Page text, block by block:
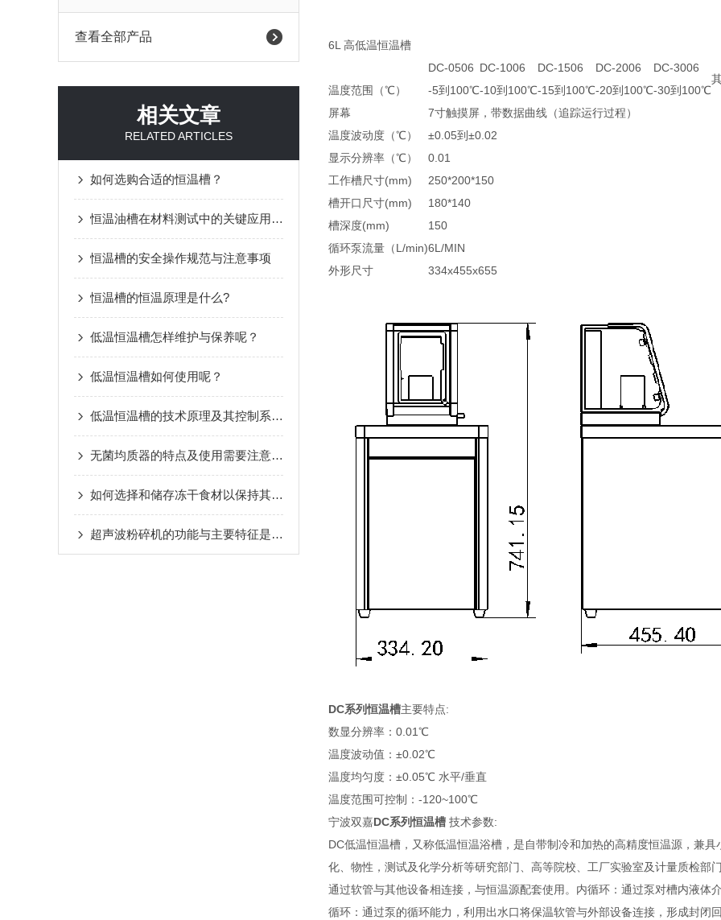
查看全部产品
相关文章
RELATED ARTICLES
如何选购合适的恒温槽？
恒温油槽在材料测试中的关键应用与优势说明
恒温槽的安全操作规范与注意事项
恒温槽的恒温原理是什么?
低温恒温槽怎样维护与保养呢？
低温恒温槽如何使用呢？
低温恒温槽的技术原理及其控制系统介绍
无菌均质器的特点及使用需要注意些什么
如何选择和储存冻干食材以保持其最佳口感和营养?
超声波粉碎机的功能与主要特征是什么？
6L 高低温恒温槽
DC-0506 DC-1006 DC-1506 DC-2006
DC-3006
温度范围（℃）
-5到100℃-10到100℃-15到100℃-20到100℃-30到100℃
屏幕
7寸触摸屏，带数据曲线（追踪运行过程）
温度波动度（℃）
±0.05到±0.02
显示分辨率（℃）
0.01
工作槽尺寸(mm)
250*200*150
槽开口尺寸(mm)
180*140
槽深度(mm)
150
循环泵流量（L/min)6L/MIN
外形尺寸
334x455x655
DC系列恒温槽主要特点:
数显分辨率：0.01℃
温度波动值：±0.02℃
温度均匀度：±0.05℃ 水平/垂直
温度范围可控制：-120~100℃
宁波双嘉DC系列恒温槽 技术参数:
DC低温恒温槽，又称低温恒温浴槽，是自带制冷和加热的高精度恒温源，兼
化、物性，测试及化学分析等研究部门、高等院校、工厂实验室及计量质检部
通过软管与其他设备相连接，与恒温源配套使用。内循环：通过泵对槽内液体
循环：通过泵的循环能力，利用出水口将保温软管与外部设备连接，形成封闭